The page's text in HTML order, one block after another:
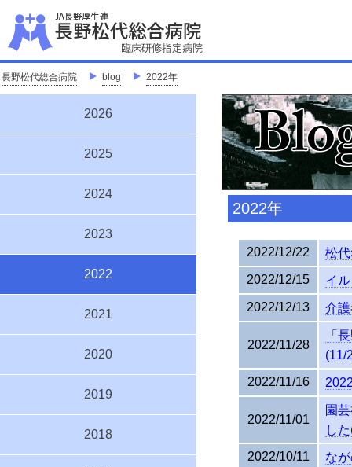
長野松代総合病院 ＞
blog ＞
2022年
2022年
2022/12/22
松
2022/12/15
イ
2022/12/13
介
2022/11/28
「
(11/
2022/11/16
2022/11/01
園
し
2022/10/11
な
2026
2025
2024
2023
2022
2021
2020
2019
2018